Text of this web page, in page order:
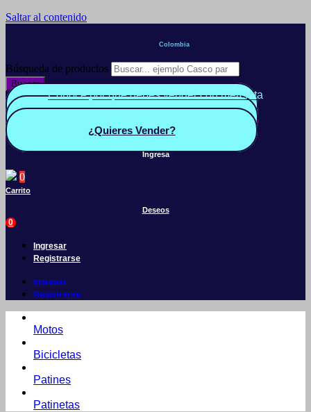
Saltar al contenido
Colombia
Búsqueda de productos
Buscar
Conoce por qué debes vender con mercleta
Quiero Vender
¿Quieres Vender?
Ingresa
0
Carrito
Deseos
0
Ingresar
Registrarse
Ingresar
Registrarse
Motos
Bicicletas
Patines
Patinetas